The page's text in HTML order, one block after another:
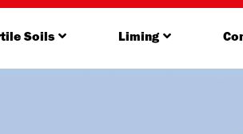
Soils Liming